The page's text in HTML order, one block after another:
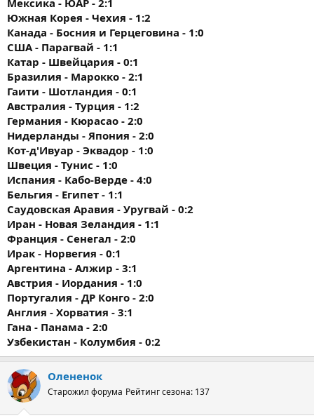
Южная Корея - Чехия - 1:2
Канада - Босния и Герцеговина - 1:0
США - Парагвай - 1:1
Катар - Швейцария - 0:1
Бразилия - Марокко - 2:1
Гаити - Шотландия - 0:1
Австралия - Турция - 1:2
Германия - Кюрасао - 2:0
Нидерланды - Япония - 2:0
Кот-д'Ивуар - Эквадор - 1:0
Швеция - Тунис - 1:0
Испания - Кабо-Верде - 4:0
Бельгия - Египет - 1:1
Саудовская Аравия - Уругвай - 0:2
Иран - Новая Зеландия - 1:1
Франция - Сенегал - 2:0
Ирак - Норвегия - 0:1
Аргентина - Алжир - 3:1
Австрия - Иордания - 1:0
Португалия - ДР Конго - 2:0
Англия - Хорватия - 3:1
Гана - Панама - 2:0
Узбекистан - Колумбия - 0:2
Олененок
Старожил форума Рейтинг сезона: 137